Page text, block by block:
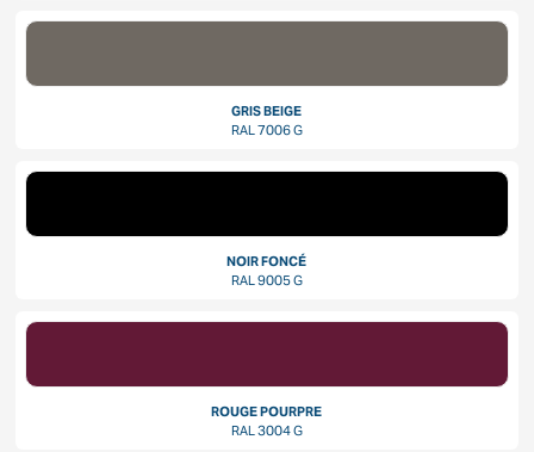
GRIS BEIGE
RAL 7006 G
NOIR FONCÉ
RAL 9005 G
ROUGE POURPRE
RAL 3004 G